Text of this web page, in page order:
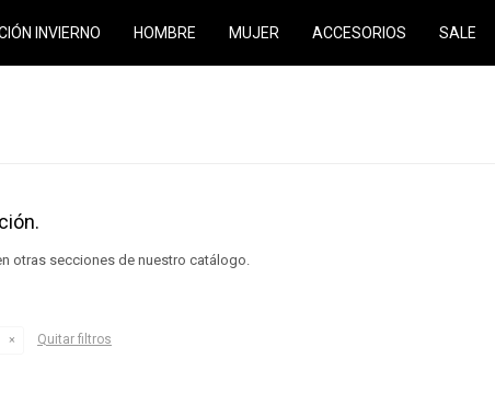
INVIERNO HOMBRE MUJER ACCESORIOS SALE
otras secciones de nuestro catálogo.
Quitar filtros